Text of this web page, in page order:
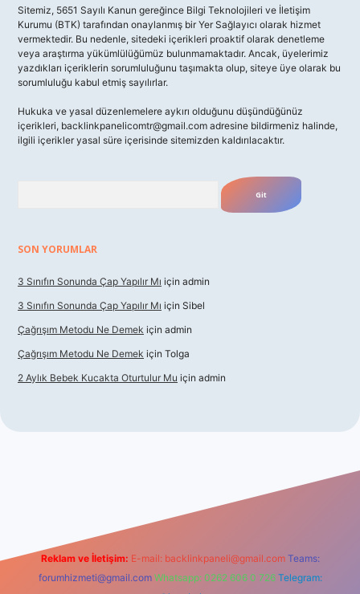
Sitemiz, 5651 Sayılı Kanun gereğince Bilgi Teknolojileri ve İletişim
Kurumu (BTK) tarafından onaylanmış bir Yer Sağlayıcı olarak hizmet
vermektedir. Bu nedenle, sitedeki içerikleri proaktif olarak denetleme
veya araştırma yükümlülüğümüz bulunmamaktadır. Ancak, üyelerimiz
yazdıkları içeriklerin sorumluluğunu taşımakta olup, siteye üye olarak bu
sorumluluğu kabul etmiş sayılırlar.
Hukuka ve yasal düzenlemelere aykırı olduğunu düşündüğünüz
içerikleri, backlinkpanelicomtr@gmail.com adresine bildirmeniz halinde,
ilgili içerikler yasal süre içerisinde sitemizden kaldırılacaktır.
SON YORUMLAR
3 Sınıfın Sonunda Çap Yapılır Mı için admin
3 Sınıfın Sonunda Çap Yapılır Mı için Sibel
Çağrışım Metodu Ne Demek için admin
Çağrışım Metodu Ne Demek için Tolga
2 Aylık Bebek Kucakta Oturtulur Mu için admin
Reklam ve İletişim: E-mail: backlinkpaneli@gmail.com Teams:
forumhizmeti@gmail.com Whatsapp: 0262 606 0 726 Telegram: